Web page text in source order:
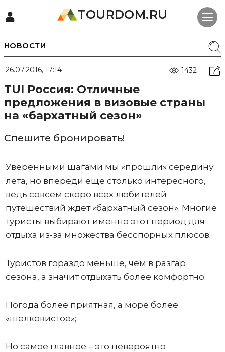
TOURDOM.RU
НОВОСТИ
26.07.2016, 17:14 1432
TUI Россия: Отличные
предложения в визовые страны
на «бархатный сезон»
Спешите бронировать!
Уверенными шагами мы «прошли» середину
лета, но впереди еще столько интересного,
ведь совсем скоро всех любителей
путешествий ждет «бархатный сезон». Многие
туристы выбирают именно этот период для
отдыха из-за множества бесспорных плюсов:
Туристов гораздо меньше, чем в разгар
сезона, а значит отдыхать более комфортно;
Погода более приятная, а море более
«шелковистое»;
Но самое главное – это невероятно